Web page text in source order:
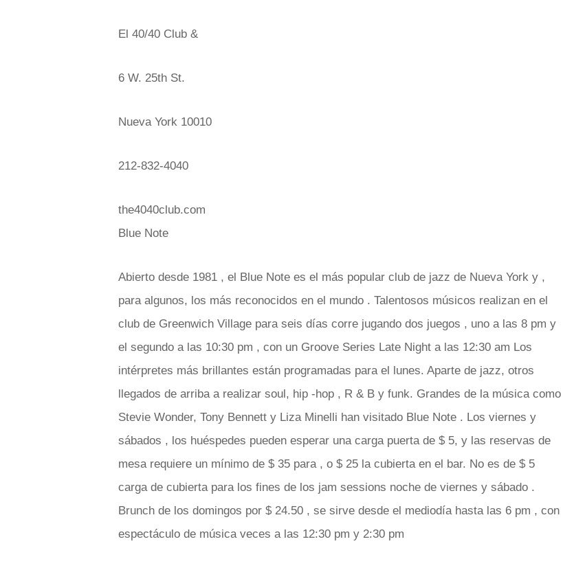
El 40/40 Club &
6 W. 25th St.
Nueva York 10010
212-832-4040
the4040club.com
Blue Note
Abierto desde 1981 , el Blue Note es el más popular club de jazz de Nueva York y ,
para algunos, los más reconocidos en el mundo . Talentosos músicos realizan en el
club de Greenwich Village para seis días corre jugando dos juegos , uno a las 8 pm y
el segundo a las 10:30 pm , con un Groove Series Late Night a las 12:30 am Los
intérpretes más brillantes están programadas para el lunes. Aparte de jazz, otros
llegados de arriba a realizar soul, hip -hop , R & B y funk. Grandes de la música como
Stevie Wonder, Tony Bennett y Liza Minelli han visitado Blue Note . Los viernes y
sábados , los huéspedes pueden esperar una carga puerta de $ 5, y las reservas de
mesa requiere un mínimo de $ 35 para , o $ 25 la cubierta en el bar. No es de $ 5
carga de cubierta para los fines de los jam sessions noche de viernes y sábado .
Brunch de los domingos por $ 24.50 , se sirve desde el mediodía hasta las 6 pm , con
espectáculo de música veces a las 12:30 pm y 2:30 pm